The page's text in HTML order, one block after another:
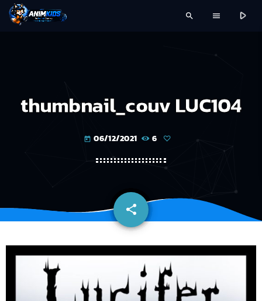
search menu play_arrow
thumbnail_couv LUC104
today 06/12/2021 6
share
email